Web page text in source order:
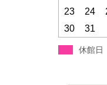
23
24
30
31
休館日